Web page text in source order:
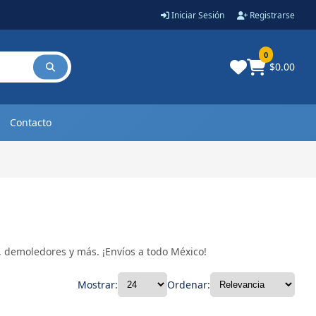
Iniciar Sesión Registrarse
0
$0.00
Contacto
y más. ¡Envíos a todo México!
Mostrar: Ordenar: